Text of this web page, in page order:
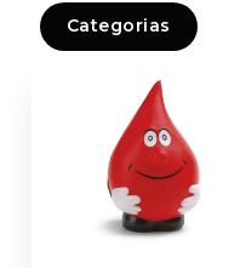
Categorias